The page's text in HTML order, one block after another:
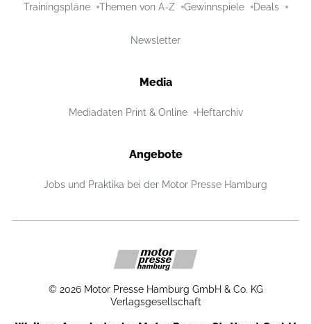
Trainingspläne Themen von A-Z Gewinnspiele Deals
Newsletter
Media
Mediadaten Print & Online Heftarchiv
Angebote
Jobs und Praktika bei der Motor Presse Hamburg
© 2026 Motor Presse Hamburg GmbH & Co. KG
Verlagsgesellschaft